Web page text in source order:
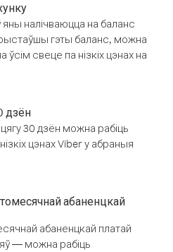
налічваюцца на баланс
гэты баланс, можна
свеце па нізкіх цэнах на
дзён
30 дзён можна рабіць
цэнах Viber у абраныя
абаненцкай
абаненцкай платай
— можна рабіць